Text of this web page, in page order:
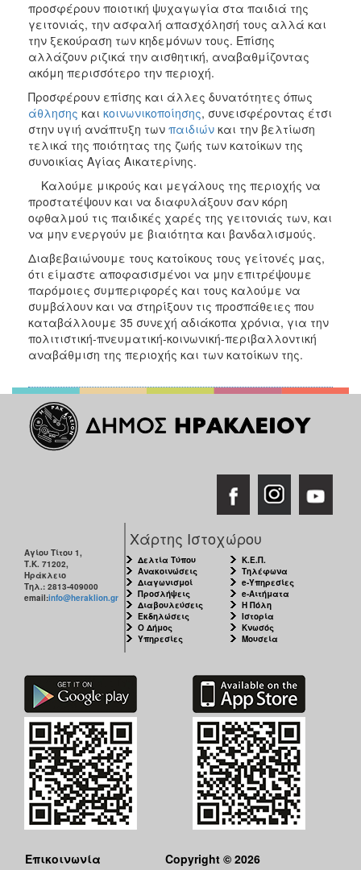
προσφέρουν ποιοτική ψυχαγωγία στα παιδιά της
γειτονιάς, την ασφαλή απασχόλησή τους αλλά και
την ξεκούραση των κηδεμόνων τους. Επίσης
αλλάζουν ριζικά την αισθητική, αναβαθμίζοντας
ακόμη περισσότερο την περιοχή.
Προσφέρουν επίσης και άλλες δυνατότητες όπως
άθλησης και κοινωνικοποίησης, συνεισφέροντας έτσι
στην υγιή ανάπτυξη των παιδιών και την βελτίωση
τελικά της ποιότητας της ζωής των κατοίκων της
συνοικίας Αγίας Αικατερίνης.
Καλούμε μικρούς και μεγάλους της περιοχής να
προστατέψουν και να διαφυλάξουν σαν κόρη
οφθαλμού τις παιδικές χαρές της γειτονιάς των, και
να μην ενεργούν με βιαιότητα και βανδαλισμούς.
Διαβεβαιώνουμε τους κατοίκους τους γείτονές μας,
ότι είμαστε αποφασισμένοι να μην επιτρέψουμε
παρόμοιες συμπεριφορές και τους καλούμε να
συμβάλουν και να στηρίξουν τις προσπάθειες που
καταβάλλουμε 35 συνεχή αδιάκοπα χρόνια, για την
πολιτιστική-πνευματική-κοινωνική-περιβαλλοντική
αναβάθμιση της περιοχής και των κατοίκων της.
Αγίου Τίτου 1,
Τ.Κ. 71202,
Ηράκλειο
Τηλ.: 2813-409000
email:info@heraklion.gr
Χάρτης Ιστοχώρου
Δελτία Τύπου
Ανακοινώσεις
Διαγωνισμοί
Προσλήψεις
Διαβουλεύσεις
Εκδηλώσεις
Ο Δήμος
Υπηρεσίες
Κ.Ε.Π.
Τηλέφωνα
e-Υπηρεσίες
e-Αιτήματα
Η Πόλη
Ιστορία
Κνωσός
Μουσεία
Επικοινωνία Copyright © 2026